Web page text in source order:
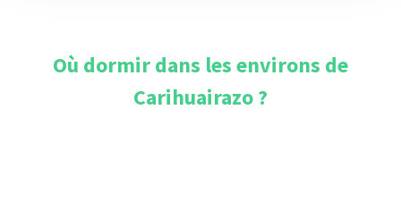
Où dormir dans les environs de
Carihuairazo?